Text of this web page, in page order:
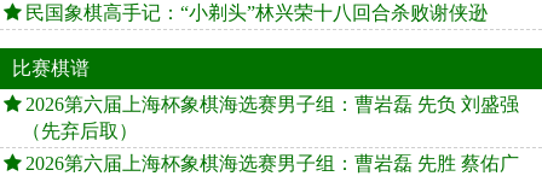
民国象棋高手记：“小剃头”林兴荣十八回合杀败谢侠逊
比赛棋谱
2026第六届上海杯象棋海选赛男子组：曹岩磊 先负 刘盛强
（先弃后取）
2026第六届上海杯象棋海选赛男子组：曹岩磊 先胜 蔡佑广